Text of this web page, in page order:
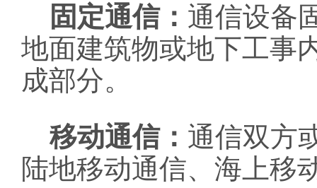
固定通信： 通信设备
地面建筑物或地下工事
成部分。
移动通信： 通信双方
陆地移动通信、海上移